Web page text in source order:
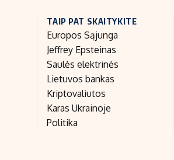
TAIP PAT SKAITYKITE
Europos Sąjunga
Jeffrey Epsteinas
Saulės elektrinės
Lietuvos bankas
Kriptovaliutos
Karas Ukrainoje
Politika